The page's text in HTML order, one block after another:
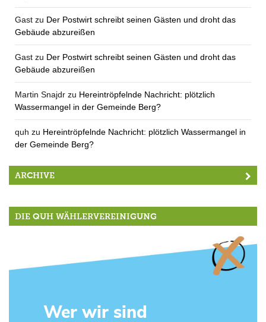
Gast zu Der Postwirt schreibt seinen Gästen und droht das
Gebäude abzureißen
Gast zu Der Postwirt schreibt seinen Gästen und droht das
Gebäude abzureißen
Martin Snajdr zu Hereintröpfelnde Nachricht: plötzlich
Wassermangel in der Gemeinde Berg?
quh zu Hereintröpfelnde Nachricht: plötzlich Wassermangel in
der Gemeinde Berg?
ARCHIVE
DIE QUH WÄHLERVEREINIGUNG
Wer wir sind